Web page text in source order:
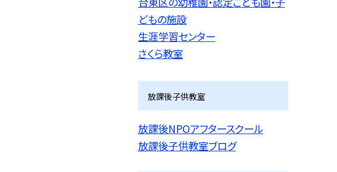
どもの施設
生涯学習センター
さくら教室
放課後子供教室
放課後NPOアフタースクール
放課後子供教室ブログ